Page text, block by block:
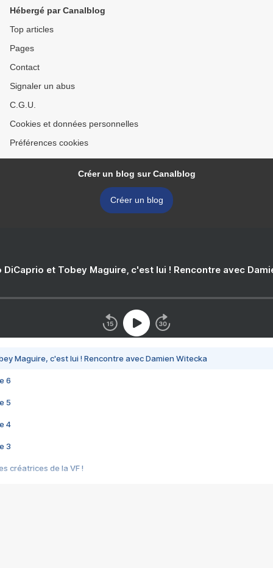
Hébergé par Canalblog
Top articles
Pages
Contact
Signaler un abus
C.G.U.
Cookies et données personnelles
Préférences cookies
Créer un blog sur Canalblog
Créer un blog
DiCaprio et Tobey Maguire, c'est lui ! Rencontre avec
Maguire, c'est lui ! Rencontre avec Damien Witecka
6
5
4
3
créatrices de la VF !